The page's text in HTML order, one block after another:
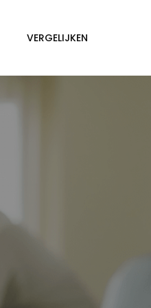
VERGELIJKEN